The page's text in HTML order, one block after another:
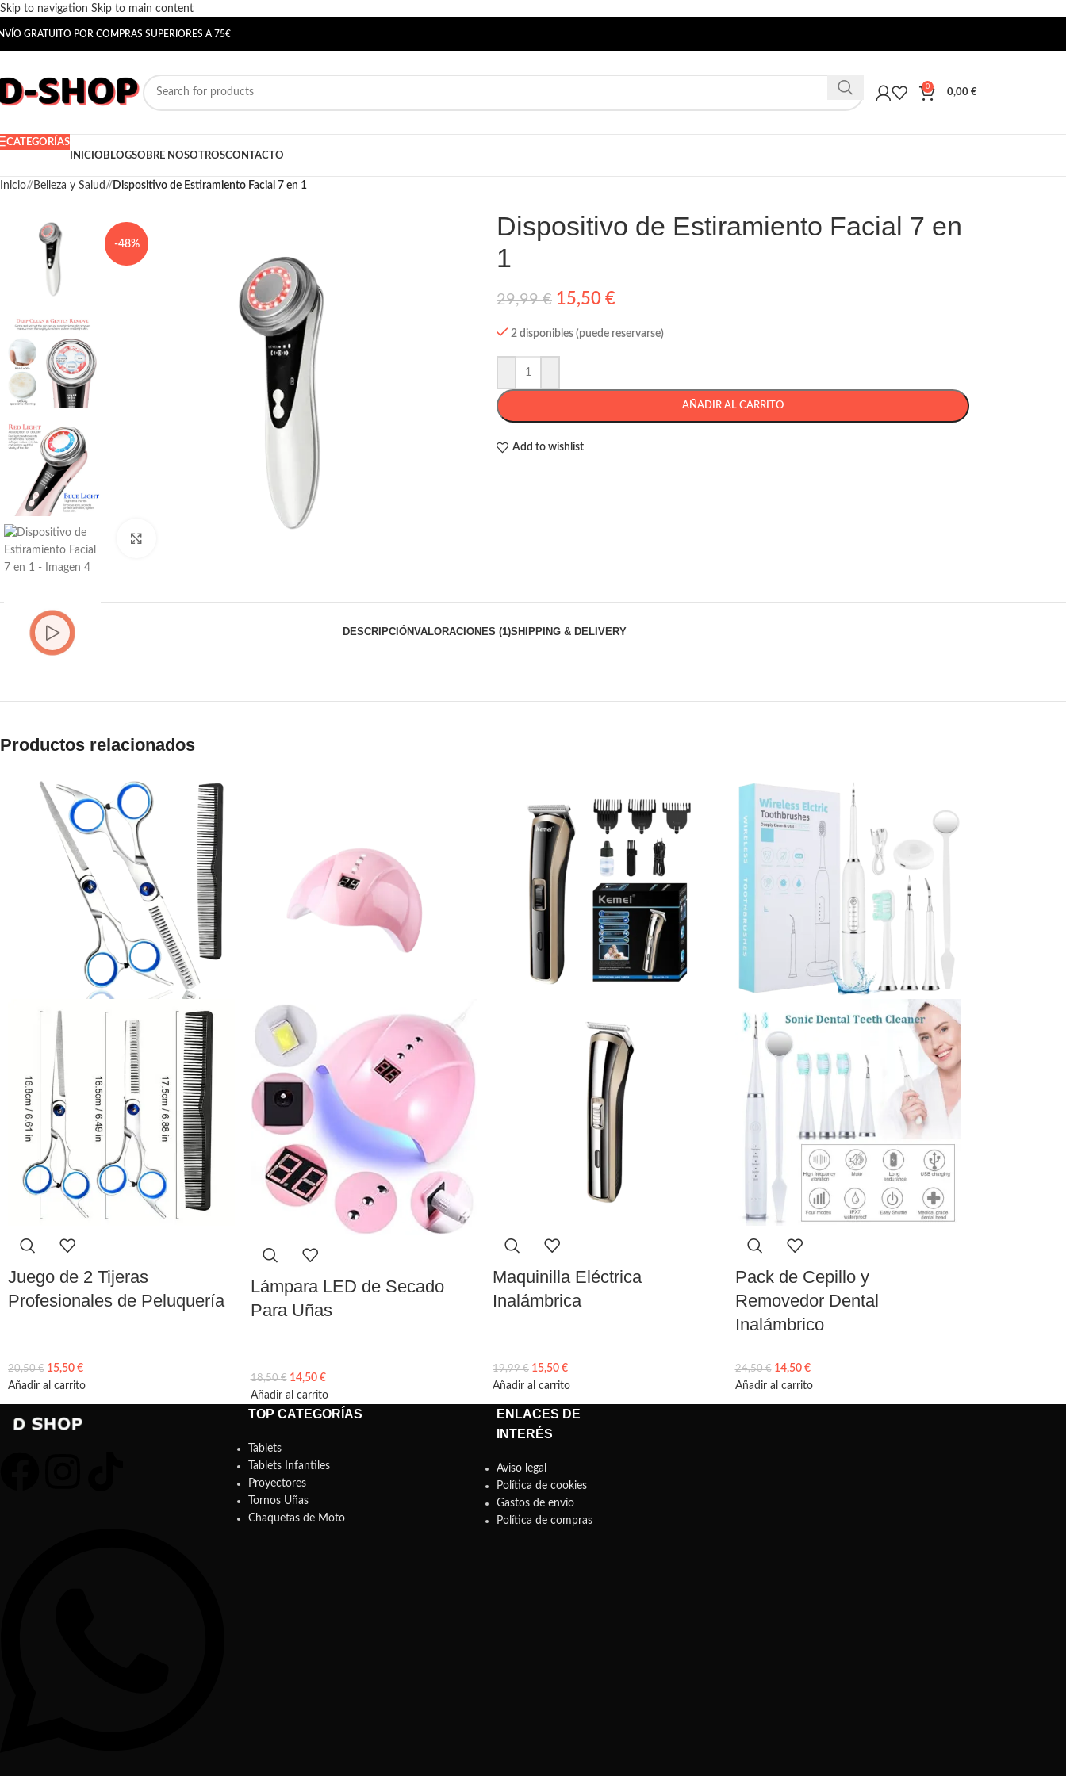
Skip to navigation Skip to main content
GRATUITO POR COMPRAS SUPERIORES A 75€
0
0,00 €
CATEGORÍAS
INICIO BLOGSOBRE NOSOTROSCONTACTO
Inicio/ Belleza y Salud / Dispositivo de Estiramiento Facial 7 en 1
-48%
Dispositivo de Estiramiento Facial 7 en
1
29,99€ 15,50 €
2 disponibles (puede reservarse)
AÑADIR AL CARRITO
Add to wishlist
DESCRIPCIÓNVALORACIONES (1)SHIPPING & DELIVERY
Productos relacionados
Juego de 2 Tijeras
Profesionales de Peluquería
20,50€ 15,50 €
Añadir al carrito
Lámpara LED de Secado
Para Uñas
18,50€ 14,50 €
Añadir al carrito
Maquinilla Eléctrica
Inalámbrica
19,99€ 15,50 €
Añadir al carrito
Pack de Cepillo y
Removedor Dental
Inalámbrico
24,50€ 14,50 €
Añadir al carrito
TOP CATEGORÍAS
Tablets
Tablets Infantiles
Proyectores
Tornos Uñas
Chaquetas de Moto
ENLACES DE
INTERÉS
Aviso legal
Política de cookies
Gastos de envío
Política de compras